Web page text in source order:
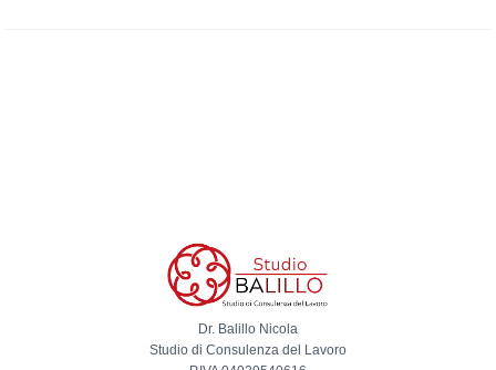
Dr. Balillo Nicola
Studio di Consulenza del Lavoro